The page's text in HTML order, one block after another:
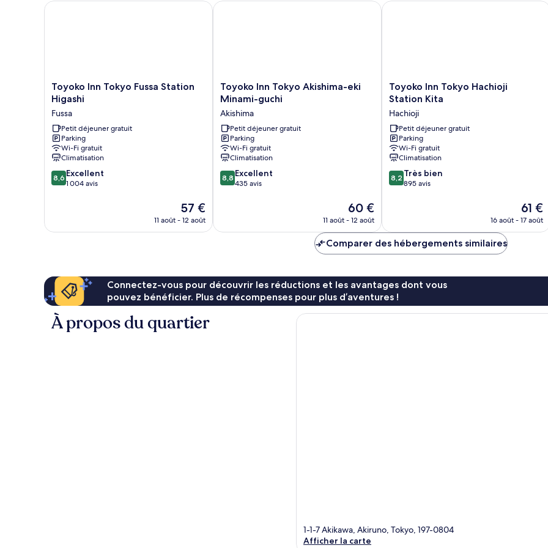
Chambre
Toyoko
Inn
Tokyo
Fussa
Station
Higashi
Fussa
Toyoko Inn Tokyo Fussa Station
Higashi
Fussa
Petit déjeuner gratuit
Parking
Wi-Fi gratuit
Climatisation
8.6
sur
8,6 Excellent
1 004 avis
Le
nouveau
57 €
11 août - 12 août
Toyoko Inn Tokyo Fussa Station Higashi
Toyoko
Inn
Akishima-
eki
Minami-
guchi
Akishima
Toyoko Inn Tokyo Akishima-eki
Minami-guchi
Akishima
Petit déjeuner gratuit
Parking
Wi-Fi gratuit
Climatisation
8.8
sur
8,8 Excellent
435 avis
Le
nouveau
de
60 €
11 août - 12 août
Toyoko Inn Tokyo Akishima-eki Minami-guchi
Toyoko
Inn
Hachioji
Station
Kita
Hachioji
Toyoko Inn Tokyo Hachioji
Station Kita
Hachioji
Petit déjeuner gratuit
Parking
Wi-Fi gratuit
Climatisation
8.2
sur
8,2 Très bien
895 avis
Le
nouveau
61 €
16 août - 17 août
Toyoko Inn Tokyo Hachioji Station
Comparer des hébergements similaires
Connectez-vous pour découvrir les réductions et les avantages dont vous
pouvez bénéficier. Plus de récompenses pour plus d’aventures !
À propos du quartier
1-1-7 Akikawa, Akiruno, Tokyo, 197-0804
Afficher la carte